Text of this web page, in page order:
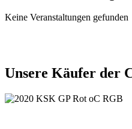
Keine Veranstaltungen gefunden
Unsere Käufer der